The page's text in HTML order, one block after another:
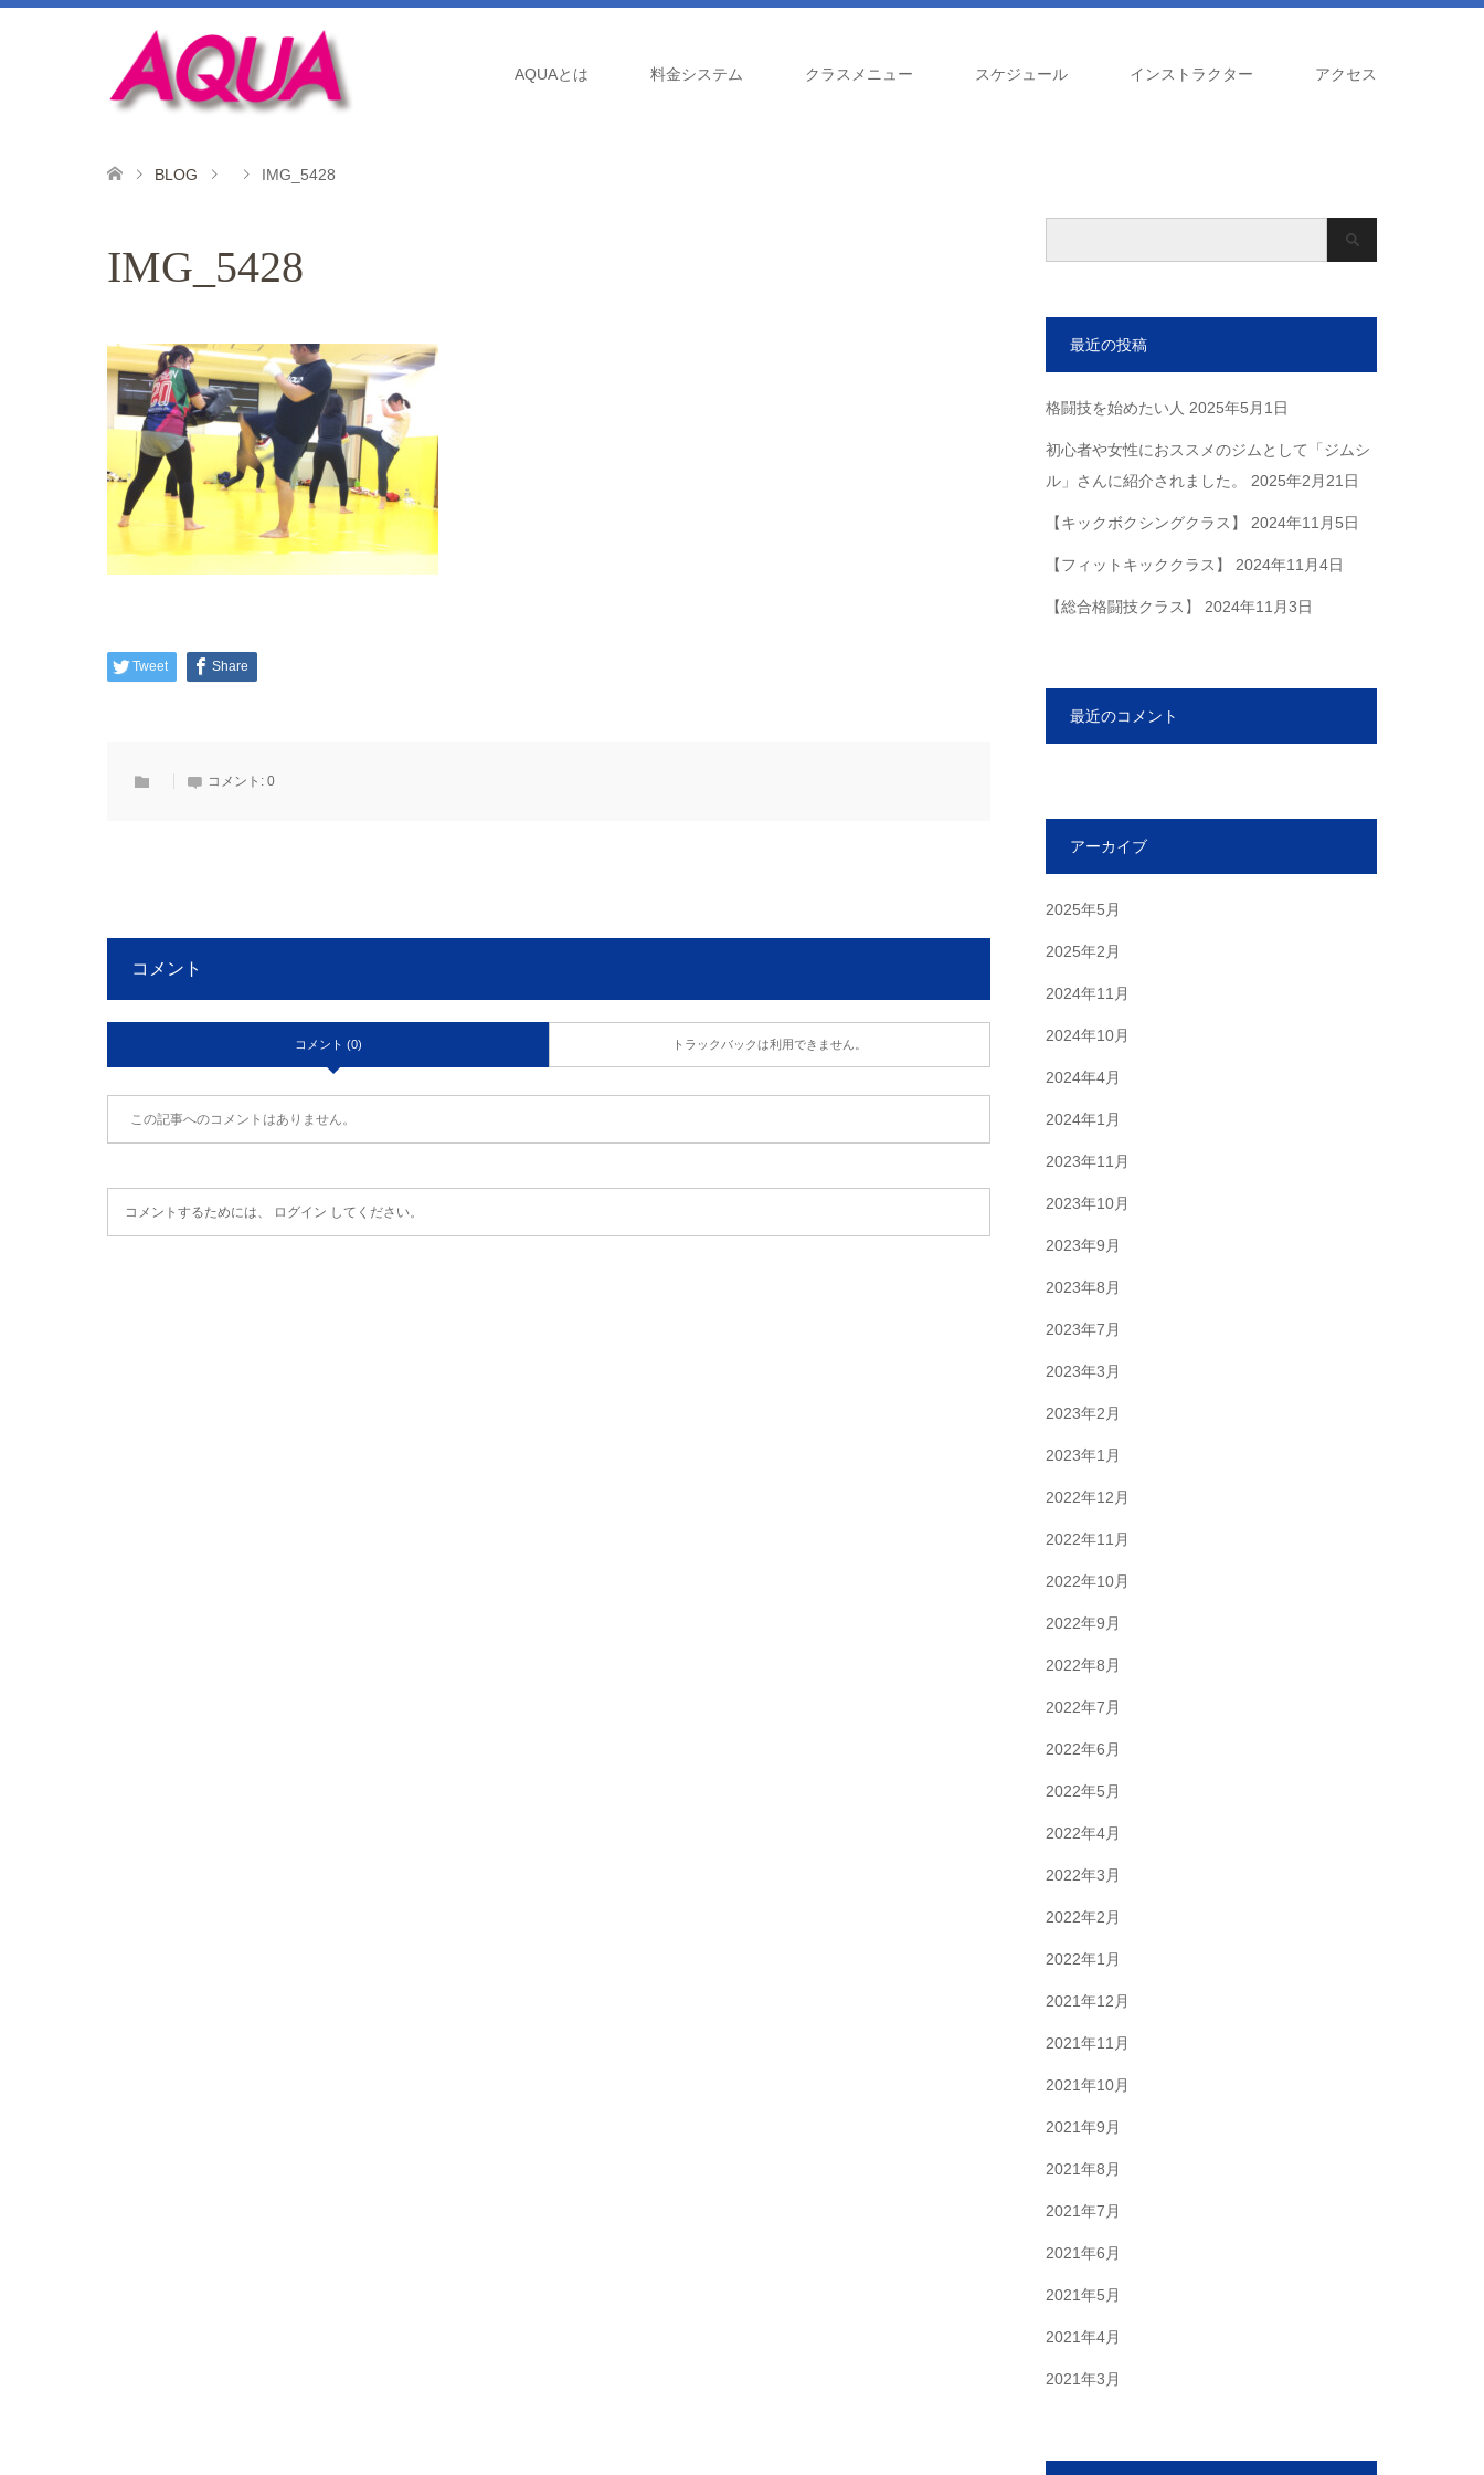
AQUAとは 料金システム クラスメニュー スケジュール インストラクター アクセス
BLOG IMG_5428
IMG_5428
Tweet Share
コメント: 0
コメント
コメント (0) トラックバックは利用できません。
この記事へのコメントはありません。
コメントするためには、 ログイン してください。
最近の投稿
格闘技を始めたい人 2025年5月1日
初心者や女性におススメのジムとして「ジムシ
ル」さんに紹介されました。
2025年2月21日
【キックボクシングクラス】 2024年11月5日
【フィットキッククラス】 2024年11月4日
【総合格闘技クラス】 2024年11月3日
最近のコメント
アーカイブ
2025年5月
2025年2月
2024年11月
2024年10月
2024年4月
2024年1月
2023年11月
2023年10月
2023年9月
2023年8月
2023年7月
2023年3月
2023年2月
2023年1月
2022年12月
2022年11月
2022年10月
2022年9月
2022年8月
2022年7月
2022年6月
2022年5月
2022年4月
2022年3月
2022年2月
2022年1月
2021年12月
2021年11月
2021年10月
2021年9月
2021年8月
2021年7月
2021年6月
2021年5月
2021年4月
2021年3月